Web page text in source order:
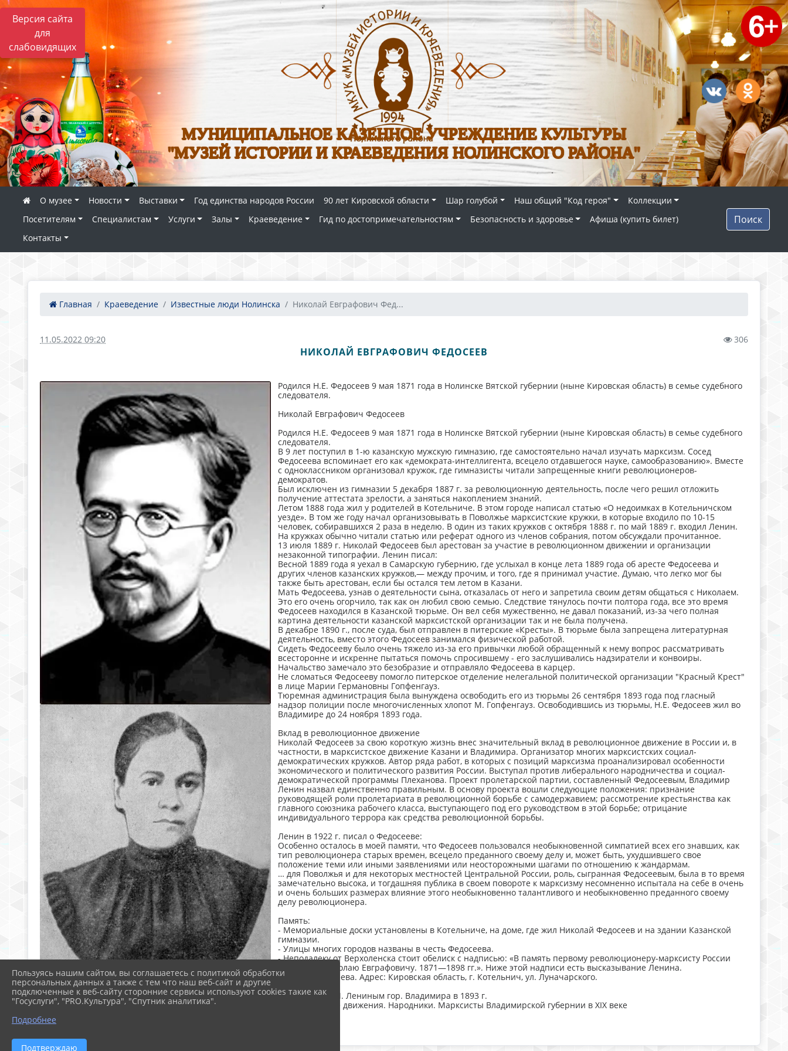
Версия сайта
для
слабовидящих
МУНИЦИПАЛЬНОЕ КАЗЕННОЕ УЧРЕЖДЕНИЕ КУЛЬТУРЫ
"МУЗЕЙ ИСТОРИИ И КРАЕВЕДЕНИЯ НОЛИНСКОГО РАЙОНА"
О музее Новости Выставки Год единства народов России 90 лет Кировской области Шар голубой Наш общий "Код героя"
Коллекции
Посетителям
Специалистам Услуги Залы Краеведение Гид по достопримечательностям Безопасность и здоровье
Афиша (купить билет)
Контакты
Поиск
Главная Краеведение Известные люди Нолинска Николай Евграфович Фед...
11.05.2022 09:20 306
НИКОЛАЙ ЕВГРАФОВИЧ ФЕДОСЕЕВ
Родился Н.Е. Федосеев 9 мая 1871 года в Нолинске Вятской губернии (ныне Кировская область) в семье судебного
следователя.
Николай Евграфович Федосеев
Родился Н.Е. Федосеев 9 мая 1871 года в Нолинске Вятской губернии (ныне Кировская область) в семье судебного
следователя.
В 9 лет поступил в 1-ю казанскую мужскую гимназию, где самостоятельно начал изучать марксизм. Сосед
Федосеева вспоминает его как «демократа-интеллигента, всецело отдавшегося науке, самообразованию». Вместе
с одноклассником организовал кружок, где гимназисты читали запрещенные книги революционеров-
демократов.
Был исключен из гимназии 5 декабря 1887 г. за революционную деятельность, после чего решил отложить
получение аттестата зрелости, а заняться накоплением знаний.
Летом 1888 года жил у родителей в Котельниче. В этом городе написал статью «О недоимках в Котельничском
уезде». В том же году начал организовывать в Поволжье марксистские кружки, в которые входило по 10-15
человек, собиравшихся 2 раза в неделю. В один из таких кружков с октября 1888 г. по май 1889 г. входил Ленин.
На кружках обычно читали статью или реферат одного из членов собрания, потом обсуждали прочитанное.
13 июля 1889 г. Николай Федосеев был арестован за участие в революционном движении и организации
незаконной типографии. Ленин писал:
Весной 1889 года я уехал в Самарскую губернию, где услыхал в конце лета 1889 года об аресте Федосеева и
других членов казанских кружков,— между прочим, и того, где я принимал участие. Думаю, что легко мог бы
также быть арестован, если бы остался тем летом в Казани.
Мать Федосеева, узнав о деятельности сына, отказалась от него и запретила своим детям общаться с Николаем.
Это его очень огорчило, так как он любил свою семью. Следствие тянулось почти полтора года, все это время
Федосеев находился в Казанской тюрьме. Он вел себя мужественно, не давал показаний, из-за чего полная
картина деятельности казанской марксистской организации так и не была получена.
В декабре 1890 г., после суда, был отправлен в питерские «Кресты». В тюрьме была запрещена литературная
деятельность, вместо этого Федосеев занимался физической работой.
Сидеть Федосееву было очень тяжело из-за его привычки любой обращенный к нему вопрос рассматривать
всесторонне и искренне пытаться помочь спросившему - его заслушивались надзиратели и конвоиры.
Начальство замечало это безобразие и отправляло Федосеева в карцер.
Не сломаться Федосееву помогло питерское отделение нелегальной политической организации "Красный Крест"
в лице Марии Германовны Гопфенгауз.
Тюремная администрация была вынуждена освободить его из тюрьмы 26 сентября 1893 года под гласный
надзор полиции после многочисленных хлопот М. Гопфенгауз. Освободившись из тюрьмы, Н.Е. Федосеев жил во
Владимире до 24 ноября 1893 года.
Вклад в революционное движение
Николай Федосеев за свою короткую жизнь внес значительный вклад в революционное движение в России и, в
частности, в марксистское движение Казани и Владимира. Организатор многих марксистских социал-
демократических кружков. Автор ряда работ, в которых с позиций марксизма проанализировал особенности
экономического и политического развития России. Выступал против либерального народничества и социал-
демократической программы Плеханова. Проект пролетарской партии, составленный Федосеевым, Владимир
Ленин назвал единственно правильным. В основу проекта вошли следующие положения: признание
руководящей роли пролетариата в революционной борьбе с самодержавием; рассмотрение крестьянства как
главного союзника рабочего класса, выступающего под его руководством в этой борьбе; отрицание
индивидуального террора как средства революционной борьбы.
Ленин в 1922 г. писал о Федосееве:
Особенно осталось в моей памяти, что Федосеев пользовался необыкновенной симпатией всех его знавших, как
тип революционера старых времен, всецело преданного своему делу и, может быть, ухудшившего свое
положение теми или иными заявлениями или неосторожными шагами по отношению к жандармам.
… для Поволжья и для некоторых местностей Центральной России, роль, сыгранная Федосеевым, была в то время
замечательно высока, и тогдашняя публика в своем повороте к марксизму несомненно испытала на себе в очень
и очень больших размерах влияние этого необыкновенно талантливого и необыкновенно преданного своему
делу революционера.
Память:
- Мемориальные доски установлены в Котельниче, на доме, где жил Николай Федосеев и на здании Казанской
гимназии.
- Улицы многих городов названы в честь Федосеева.
- Неподалеку от Верхоленска стоит обелиск с надписью: «В память первому революционеру-марксисту России
Федосееву Николаю Евграфовичу. 1871—1898 гг.». Ниже этой надписи есть высказывание Ленина.
- Музей Федосеева. Адрес: Кировская область, г. Котельнич, ул. Луначарского.
Посещение В.И. Лениным гор. Владимира в 1893 г.
Общественные движения. Народники. Марксисты Владимирской губернии в XIX веке
Пользуясь нашим сайтом, вы соглашаетесь с политикой обработки
персональных данных а также с тем что наш веб-сайт и другие
подключенные к веб-сайту сторонние сервисы используют cookies такие как
"Госуслуги", "PRO.Культура", "Спутник аналитика".
Подробнее
Подтверждаю